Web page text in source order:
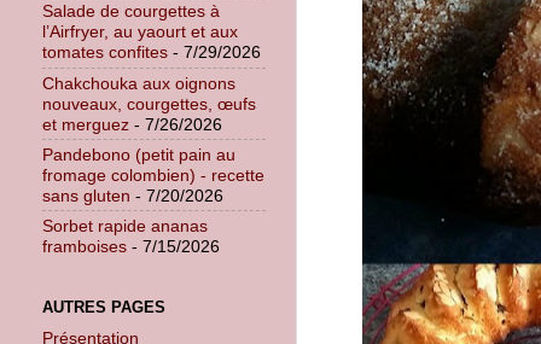
Salade de courgettes à
l’Airfryer, au yaourt et aux
tomates confites - 7/29/2026
Chakchouka aux oignons
nouveaux, courgettes, œufs
et merguez - 7/26/2026
Pandebono (petit pain au
fromage colombien) - recette
sans gluten - 7/20/2026
Sorbet rapide ananas
framboises - 7/15/2026
AUTRES PAGES
Présentation